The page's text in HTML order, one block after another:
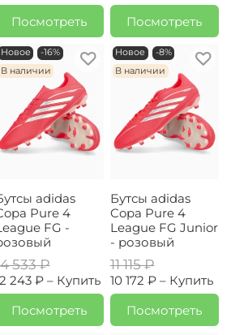
Посмотреть
Посмотреть
Новое
-16%
В наличии
adidas
Pure 4
FG -
533 ₽
243 ₽ – Купить
Посмотреть
Новое
-8%
В наличии
Бутсы adidas
Copa Pure 4
League FG Junior
- розовый
11 115 ₽
10 172 ₽ – Купить
Посмотреть